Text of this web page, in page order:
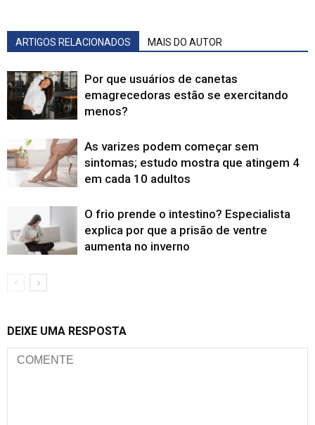
ARTIGOS RELACIONADOS MAIS DO AUTOR
Por que usuários de canetas
emagrecedoras estão se exercitando
menos?
As varizes podem começar sem
sintomas; estudo mostra que atingem 4
em cada 10 adultos
O frio prende o intestino? Especialista
explica por que a prisão de ventre
aumenta no inverno
DEIXE UMA RESPOSTA